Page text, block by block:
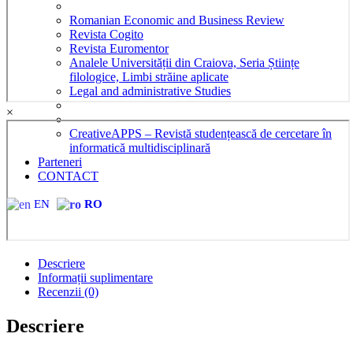
Romanian Economic and Business Review
Revista Cogito
Revista Euromentor
Analele Universității din Craiova, Seria Științe
filologice, Limbi străine aplicate
Legal and administrative Studies
CreativeAPPS – Revistă studențească de cercetare în
informatică multidisciplinară
Parteneri
CONTACT
EN RO
×
Descriere
Informații suplimentare
Recenzii (0)
Descriere